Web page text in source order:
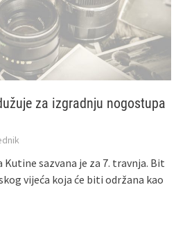
za izgradnju nogostupa
Kutine sazvana je za 7. travnja. Bit
vijeća koja će biti održana kao